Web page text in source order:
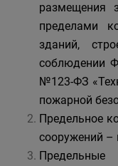
размещения
пределами
зданий,
соблюдении
№123-ФЗ
пожарной
Предельное
сооружений –